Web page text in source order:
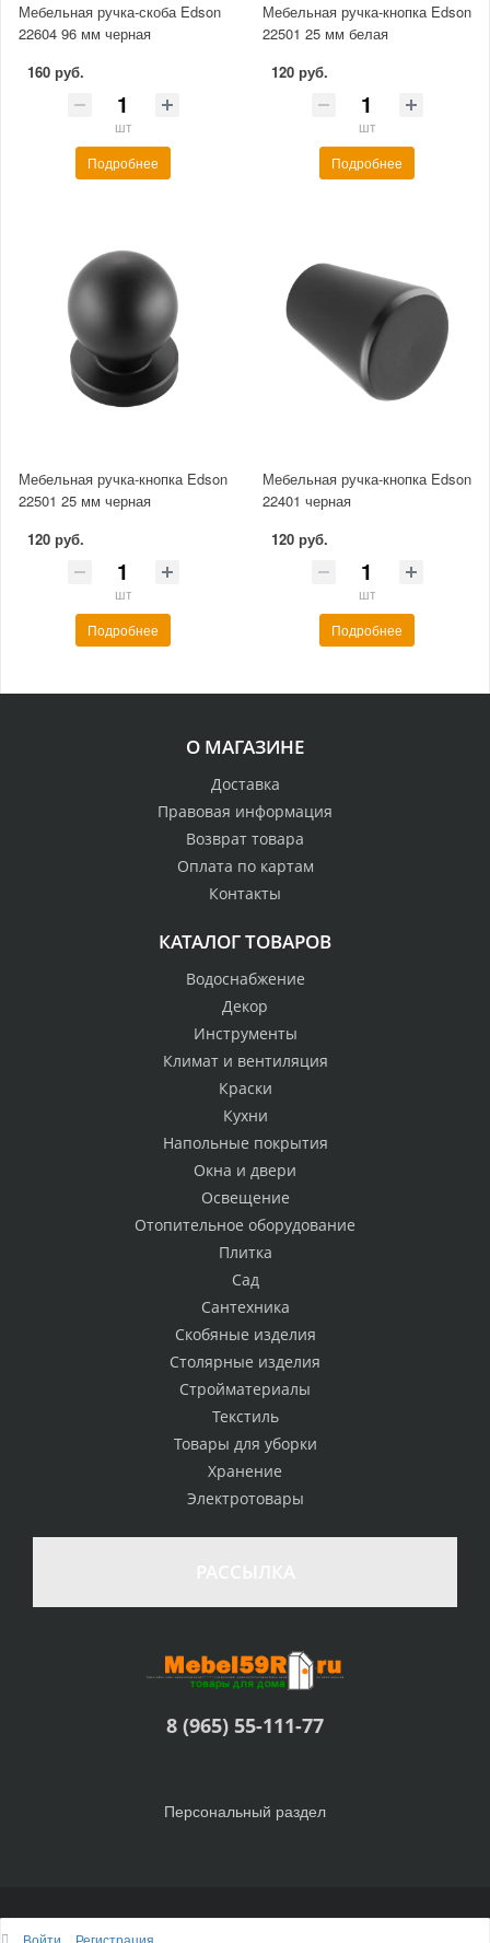
Мебельная ручка-скоба Edson
22604 96 мм черная
160 руб.
шт
Подробнее
Мебельная ручка-кнопка Edson
22501 25 мм белая
120 руб.
шт
Подробнее
Мебельная ручка-кнопка Edson
22501 25 мм черная
120 руб.
шт
Подробнее
Мебельная ручка-кнопка Edson
22401 черная
120 руб.
шт
Подробнее
О МАГАЗИНЕ
Доставка
Правовая информация
Возврат товара
Оплата по картам
Контакты
КАТАЛОГ ТОВАРОВ
Водоснабжение
Декор
Инструменты
Климат и вентиляция
Краски
Кухни
Напольные покрытия
Окна и двери
Освещение
Отопительное оборудование
Плитка
Сад
Сантехника
Скобяные изделия
Столярные изделия
Стройматериалы
Текстиль
Товары для уборки
Хранение
Электротовары
8 (965) 55-111-77
Персональный раздел
© Интернет-магазин Товары для дома, 2010 - 2026
Войти Регистрация